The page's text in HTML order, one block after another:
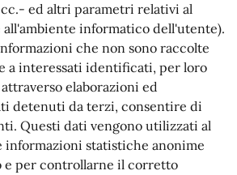
ed altri parametri relativi al
all'ambiente informatico dell'utente).
che non sono raccolte
a interessati identificati, per loro
elaborazioni ed
detenuti da terzi, consentire di
Questi dati vengono utilizzati al
informazioni statistiche anonime
e per controllarne il corretto